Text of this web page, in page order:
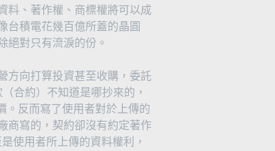
料、著作權、商標權將可以成
台積電花幾百億所蓋的晶圓
絕對只有流淚的份。
方向打算投資甚至收購，委託
合約）不知道是哪抄來的，
。反而寫了使用者對於上傳的
商寫的，契約卻沒有約定著作
使用者所上傳的資料權利，